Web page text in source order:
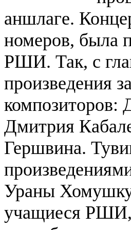
аншлаге.
номеров, была
РШИ. Так, с
произведения
композиторов:
Дмитрия
Гершвина.
Ураны
учащиеся РШИ,